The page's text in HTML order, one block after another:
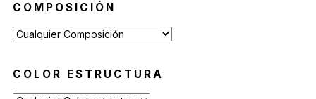
COMPOSICIÓN
COLOR ESTRUCTURA